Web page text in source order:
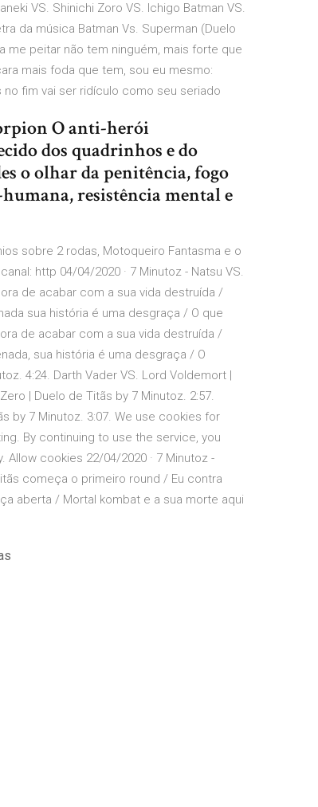
VS. Shinichi Zoro VS. Ichigo Batman VS.
da música Batman Vs. Superman (Duelo
me peitar não tem ninguém, mais forte que
mais foda que tem, sou eu mesmo:
fim vai ser ridículo como seu seriado
O anti-herói
dos quadrinhos e do
o olhar da penitência, fogo
resistência mental e
sobre 2 rodas, Motoqueiro Fantasma e o
http 04/04/2020 · 7 Minutoz - Natsu VS.
de acabar com a sua vida destruída /
sua história é uma desgraça / O que
de acabar com a sua vida destruída /
sua história é uma desgraça / O
4:24. Darth Vader VS. Lord Voldemort |
| Duelo de Titãs by 7 Minutoz. 2:57.
by 7 Minutoz. 3:07. We use cookies for
By continuing to use the service, you
cookies 22/04/2020 · 7 Minutoz -
começa o primeiro round / Eu contra
aberta / Mortal kombat e a sua morte aqui